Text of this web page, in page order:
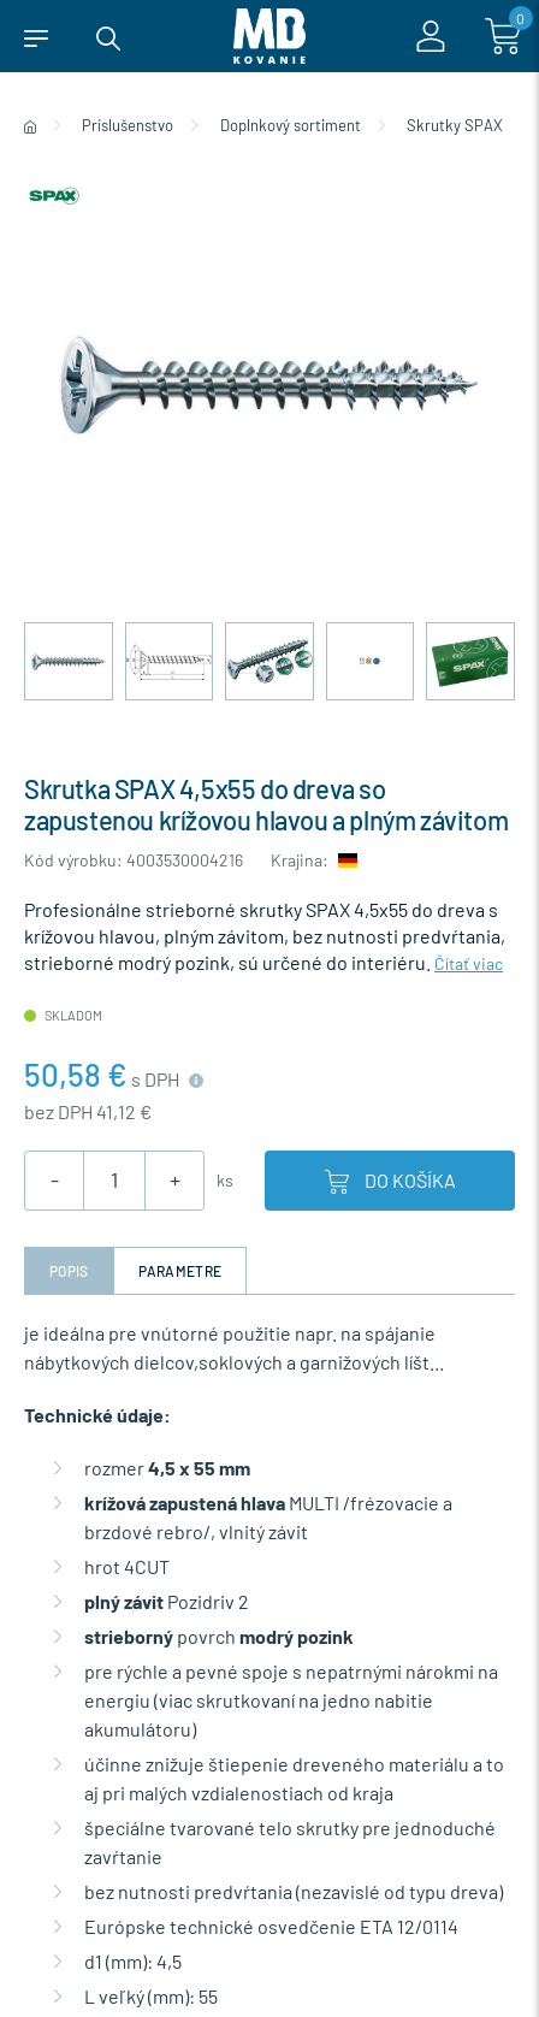
0
Príslušenstvo Doplnkový sortiment Skrutky SPAX
Skrutka SPAX 4,5x55 do dreva so
zapustenou krížovou hlavou a plným závitom
Kód výrobku: 4003530004216 Krajina:
Profesionálne strieborné skrutky SPAX 4,5x55 do dreva s
krížovou hlavou, plným závitom, bez nutnosti predvŕtania,
strieborné modrý pozink, sú určené do interiéru. Čítať viac
SKLADOM
50,58 € s DPH
bez DPH 41,12 €
- + ks DO KOŠÍKA
POPIS PARAMETRE
je ideálna pre vnútorné použitie napr. na spájanie
nábytkových dielcov,soklových a garnižových líšt...
Technické údaje:
rozmer4,5 x 55 mm
krížová zapustená hlava MULTI /frézovacie a
brzdové rebro/, vlnitý závit
hrot 4CUT
plný závit Pozidriv 2
strieborný povrch modrý pozink
pre rýchle a pevné spoje s nepatrnými nárokmi na
energiu (viac skrutkovaní na jedno nabitie
akumulátoru)
účinne znižuje štiepenie dreveného materiálu a to
aj pri malých vzdialenostiach od kraja
špeciálne tvarované telo skrutky pre jednoduché
zavŕtanie
bez nutnosti predvŕtania (nezavislé od typu dreva)
Európske technické osvedčenie ETA 12/0114
d1 (mm): 4,5
L veľký (mm): 55